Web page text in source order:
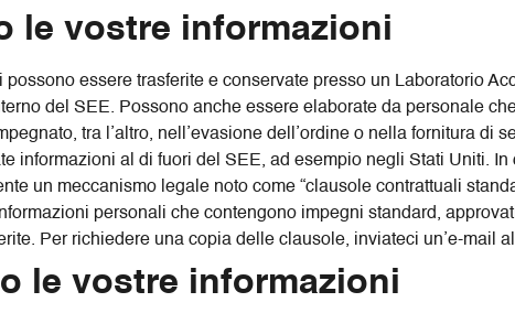
le vostre informazioni
essere trasferite e conservate presso un Laboratorio
del SEE. Possono anche essere elaborate da personale
tra l’altro, nell’evasione dell’ordine o nella fornitura di
informazioni al di fuori del SEE, ad esempio negli Stati Uniti.
un meccanismo legale noto come “clausole contrattuali
personali che contengono impegni standard,
Per richiedere una copia delle clausole, inviateci un’e-mail
le vostre informazioni